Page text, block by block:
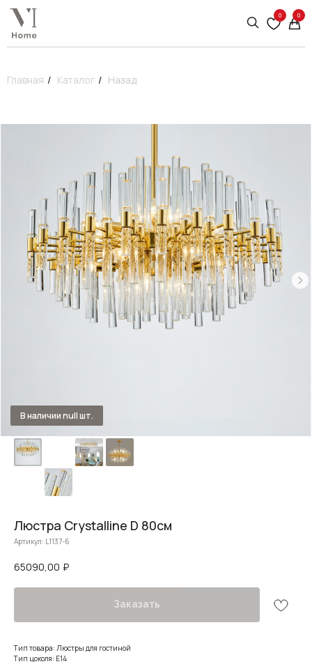
0 0
Главная / Каталог / Назад
Люстра Crystalline D 80см
Артикул: L1137-6
65090,00 ₽
Заказать
Тип товара: Люстры для гостиной
Тип цоколя: E14